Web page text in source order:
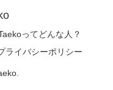
ってどんな人？
ライバシーポリシー